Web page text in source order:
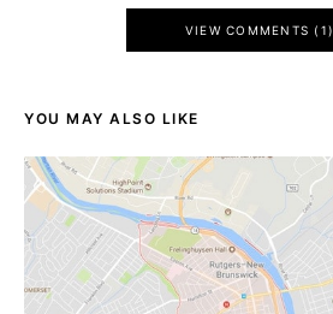
VIEW COMMENTS (1)
YOU MAY ALSO LIKE